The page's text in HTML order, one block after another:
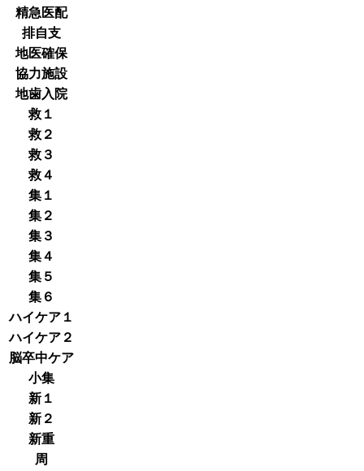
精急医配
排自支
地医確保
協力施設
地歯入院
救１
救２
救３
救４
集１
集２
集３
集４
集５
集６
ハイケア１
ハイケア２
脳卒中ケア
小集
新１
新２
新重
周